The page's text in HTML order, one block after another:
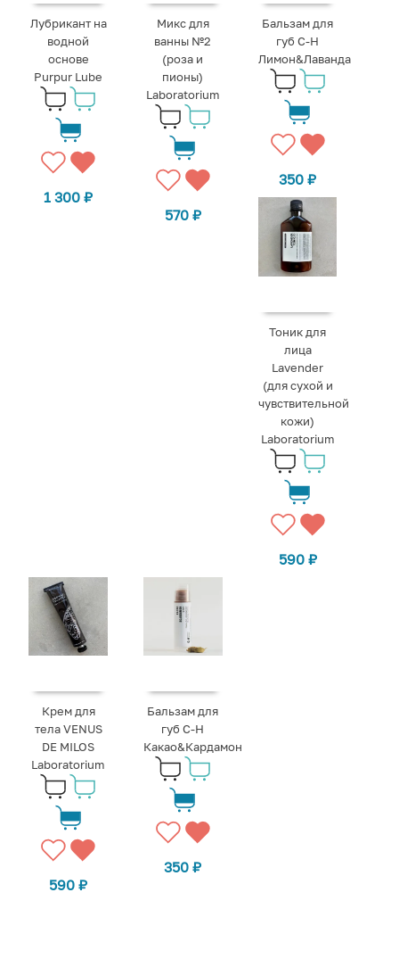
Лубрикант на
водной
основе
Purpur Lube
1 300₽
Микс для
ванны №2
(роза и
пионы)
Laboratorium
570 ₽
Бальзам для
губ C-H
Лимон&Лаванда
350₽
Тоник для
лица
Lavender
(для сухой и
чувствительной
кожи)
Laboratorium
590 ₽
Крем для
тела VENUS
DE MILOS
Laboratorium
590₽
Бальзам для
губ C-H
Какао&Кардамон
350₽